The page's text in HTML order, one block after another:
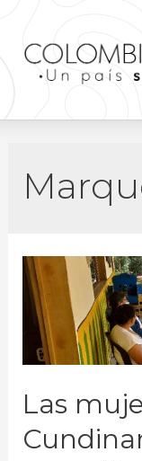
Las